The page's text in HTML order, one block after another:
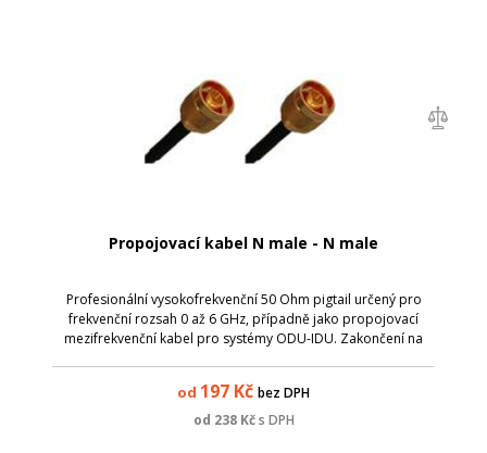
Propojovací kabel N male - N male
Profesionální vysokofrekvenční 50 Ohm pigtail určený pro
frekvenční rozsah 0 až 6 GHz, případně jako propojovací
mezifrekvenční kabel pro systémy ODU-IDU. Zakončení na
od 197 Kč bez DPH
od 238Kč s DPH